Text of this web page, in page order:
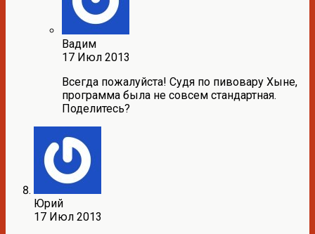
Вадим
17 Июл 2013
Всегда пожалуйста! Судя по пивовару Хыне,
программа была не совсем стандартная.
Поделитесь?
Юрий
17 Июл 2013